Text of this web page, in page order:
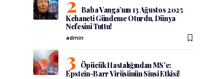
Baba Vanga’nın 13 Ağustos 2025
Kehaneti Gündeme Oturdu, Dünya
Nefesini Tuttu!
admin
Öpücük Hastalığından MS’e:
Epstein-Barr Virüsünün Sinsi Etkisi!